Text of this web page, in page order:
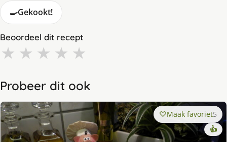
🍳Gekookt!
Beoordeel dit recept
★ ★ ★ ★ ★
Probeer dit ook
Maak favoriet5
👍